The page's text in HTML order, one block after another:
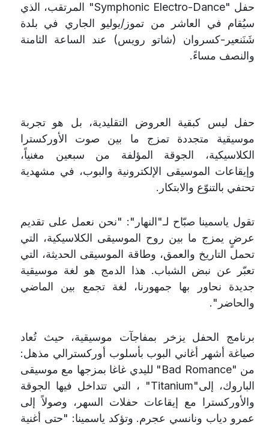
حفل "Symphonic Electro-Dance" المرتقب، الذي
سيُقام في العاشر من تموز/يوليو الجاري في بلدة
شَنَنعير-كسروان (شاتو رويس) عند الساعة الثامنة
والنصف مساءً.
حفل ليس كبقية العروض التقليدية، بل هو تجربة
موسيقية متجددة تمزج ما بين صوت الأوركسترا
الكلاسيكية، الجوقة المؤلفة من سبعين مغنياً،
وإيقاعات الموسيقى الإلكترونية والبوب، في مشهدية
تحتفي بالتنوّع والابتكار .
تقول ياسمينا صبّاح لـ"النهار": "نحن نعمل على تقديم
عرضٍ يمزج ما بين روح الموسيقى الكلاسيكية، التي
تحمل التاريخ والعمق، وطاقة الموسيقى الحديثة، التي
تعبّر عن نبض الشباب. هذا الدمج هو لغة موسيقية
جديدة نحاور بها جمهورنا، لغة تجمع بين الماضي
والحاضر "
.
برنامج الحفل يزخر بمفاجآت موسيقية، حيث تُعاد
صياغة أشهر أغاني البوب بأسلوب أوركسترالي مذهل:
من "Bad Romance" لليدي غاغا بمزجها مع موسيقى
الباروك، إلى"Titanium" ، التي تتداخل فيها الجوقة
والأوركسترا مع إيقاعات حفلات السهر، وصولاً إلى
عمرو دياب ونانسي عجرم. وتؤكد ياسمينا: "حتى أغنية